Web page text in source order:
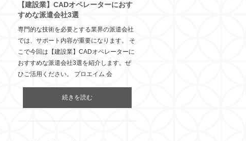
自身のキャリアやニーズにあった現
場で働きたい方
ワークライフバランスを重視したい
方
就職・転職をサポートしてほしい方
【建設業】CADオペレーターにおす
すめな派遣会社3選
専門的な技術を必要とする業界の派遣会社
では、サポート内容が重要になります。 そ
こで今回は【建設業】CADオペレーターに
おすすめな派遣会社3選を紹介します。ぜ
ひご活用ください。 プロエイム 会
続きを読む